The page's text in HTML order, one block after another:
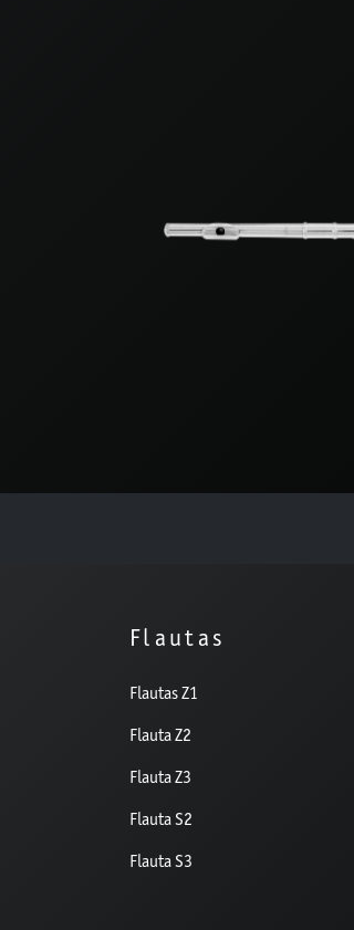
Flautas
Flautas Z1
Flauta Z2
Flauta Z3
Flauta S2
Flauta S3